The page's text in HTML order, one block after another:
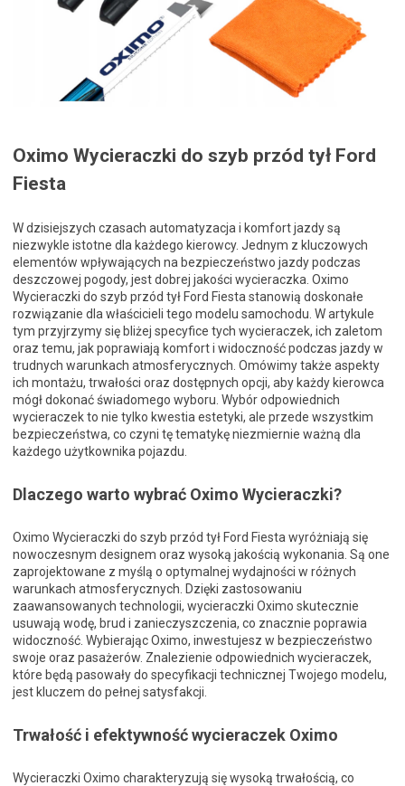
Oximo Wycieraczki do szyb przód tył Ford
Fiesta
W dzisiejszych czasach automatyzacja i komfort jazdy są
niezwykle istotne dla każdego kierowcy. Jednym z kluczowych
elementów wpływających na bezpieczeństwo jazdy podczas
deszczowej pogody, jest dobrej jakości wycieraczka. Oximo
Wycieraczki do szyb przód tył Ford Fiesta stanowią doskonałe
rozwiązanie dla właścicieli tego modelu samochodu. W artykule
tym przyjrzymy się bliżej specyfice tych wycieraczek, ich zaletom
oraz temu, jak poprawiają komfort i widoczność podczas jazdy w
trudnych warunkach atmosferycznych. Omówimy także aspekty
ich montażu, trwałości oraz dostępnych opcji, aby każdy kierowca
mógł dokonać świadomego wyboru. Wybór odpowiednich
wycieraczek to nie tylko kwestia estetyki, ale przede wszystkim
bezpieczeństwa, co czyni tę tematykę niezmiernie ważną dla
każdego użytkownika pojazdu.
Dlaczego warto wybrać Oximo Wycieraczki?
Oximo Wycieraczki do szyb przód tył Ford Fiesta wyróżniają się
nowoczesnym designem oraz wysoką jakością wykonania. Są one
zaprojektowane z myślą o optymalnej wydajności w różnych
warunkach atmosferycznych. Dzięki zastosowaniu
zaawansowanych technologii, wycieraczki Oximo skutecznie
usuwają wodę, brud i zanieczyszczenia, co znacznie poprawia
widoczność. Wybierając Oximo, inwestujesz w bezpieczeństwo
swoje oraz pasażerów. Znalezienie odpowiednich wycieraczek,
które będą pasowały do specyfikacji technicznej Twojego modelu,
jest kluczem do pełnej satysfakcji.
Trwałość i efektywność wycieraczek Oximo
Wycieraczki Oximo charakteryzują się wysoką trwałością, co